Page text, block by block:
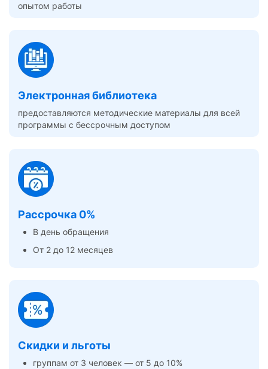
опытом работы
Электронная библиотека
предоставляются методические материалы для всей
программы с бессрочным доступом
Рассрочка 0%
В день обращения
От 2 до 12 месяцев
Скидки и льготы
группам от 3 человек — от 5 до 10%